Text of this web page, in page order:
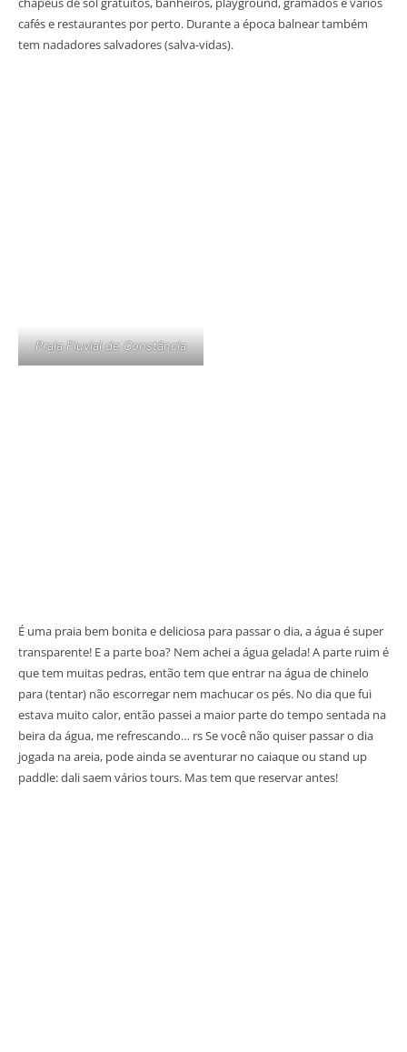
cafés e restaurantes por perto. Durante a época balnear também
tem nadadores salvadores (salva-vidas).
Praia Fluvial de Constância
É uma praia bem bonita e deliciosa para passar o dia, a água é super
transparente! E a parte boa? Nem achei a água gelada! A parte ruim é
que tem muitas pedras, então tem que entrar na água de chinelo
para (tentar) não escorregar nem machucar os pés. No dia que fui
estava muito calor, então passei a maior parte do tempo sentada na
beira da água, me refrescando… rs Se você não quiser passar o dia
jogada na areia, pode ainda se aventurar no caiaque ou stand up
paddle: dali saem vários tours. Mas tem que reservar antes!